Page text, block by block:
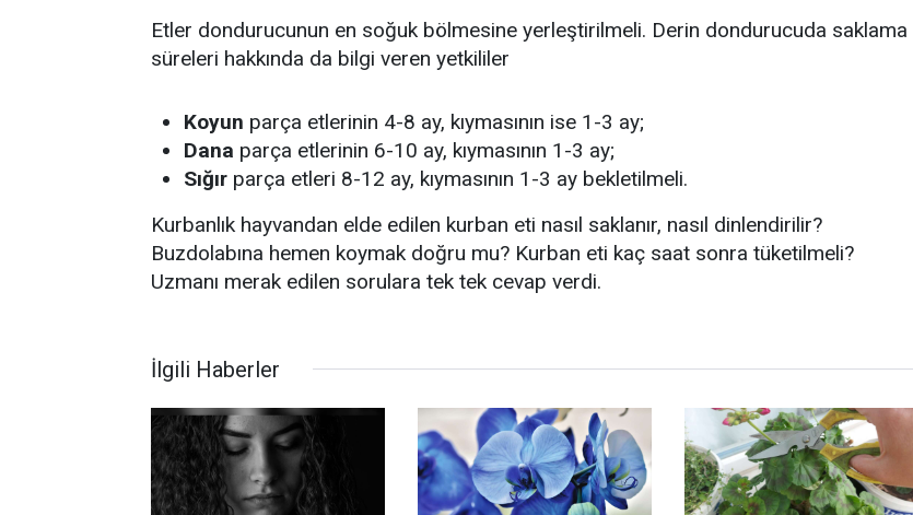
Etler dondurucunun en soğuk bölmesine yerleştirilmeli. Derin dondurucuda saklama
süreleri hakkında da bilgi veren yetkililer
Koyun parça etlerinin 4-8 ay, kıymasının ise 1-3 ay;
Dana parça etlerinin 6-10 ay, kıymasının 1-3 ay;
Sığır parça etleri 8-12 ay, kıymasının 1-3 ay bekletilmeli.
Kurbanlık hayvandan elde edilen kurban eti nasıl saklanır, nasıl dinlendirilir?
Buzdolabına hemen koymak doğru mu? Kurban eti kaç saat sonra tüketilmeli?
Uzmanı merak edilen sorulara tek tek cevap verdi.
İlgili Haberler